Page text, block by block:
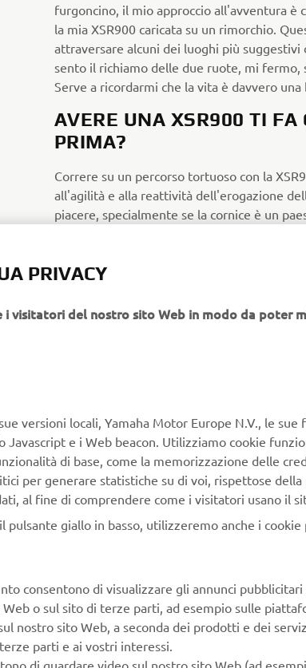
furgoncino, il mio approccio all'avventura è
la mia XSR900 caricata su un rimorchio.
attraversare alcuni dei luoghi più suggestivi
sento il richiamo delle due ruote, mi fermo,
Serve a ricordarmi che la vita è davvero una
AVERE UNA XSR900 TI FA
PRIMA?
Correre su un percorso tortuoso con la
all'agilità e alla reattività dell'erogazione
piacere, specialmente se la cornice è un
QUALE TIPO DI
Guidavo solo con l'abbigliamento in pelle,
AVVENTURA, ECC.)
Guido principalmente da solo e adoro
con la mia XSR900 per catturare momenti
COSA PROVI QUANDO
Avventurandomi in paesaggi meravigliosi,
inseguire le strade tortuose che
per osservare la bellezza della natura.
Accelerazione dopo accelerazione, scopro
il sole colora il mondo nelle tonalità
PRIVACY
visitatori del nostro sito Web in modo da poter
versioni locali, Yamaha Motor Europe N.V., le
e i Web beacon. Utilizziamo cookie
di base, come la memorizzazione delle
per generare statistiche su di voi, rispettose
al fine di comprendere come i visitatori usano il
giallo in basso, utilizzeremo anche i
consentono di visualizzare gli annunci
o sul sito di terze parti, ad esempio sulle
nostro sito Web, a seconda dei prodotti e dei
parti e ai vostri interessi.
di guardare video sul nostro sito Web (ad